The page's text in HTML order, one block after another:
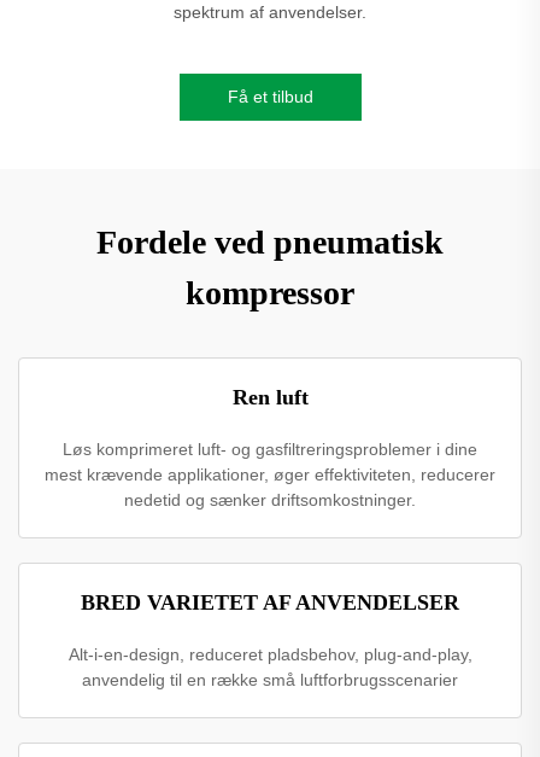
spektrum af anvendelser.
Få et tilbud
Fordele ved pneumatisk
kompressor
Ren luft
Løs komprimeret luft- og gasfiltreringsproblemer i dine
mest krævende applikationer, øger effektiviteten, reducerer
nedetid og sænker driftsomkostninger.
BRED VARIETET AF ANVENDELSER
Alt-i-en-design, reduceret pladsbehov, plug-and-play,
anvendelig til en række små luftforbrugsscenarier